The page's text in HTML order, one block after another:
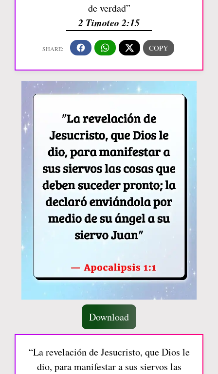
de verdad”
2 Timoteo 2:15
Download
“La revelación de Jesucristo, que Dios le
dio, para manifestar a sus siervos las